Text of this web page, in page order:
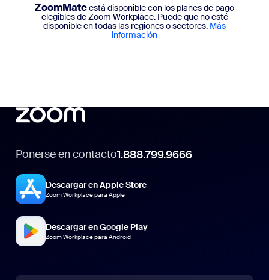
ZoomMateestá disponible con los planes de pago
elegibles de Zoom Workplace. Puede que no esté
disponible en todas las regiones o sectores. Más
información
Ponerse en contacto1.888.799.9666
Descargar en Apple Store
Zoom Workplace para Apple
Descargar en Google Play
Zoom Workplace para Android